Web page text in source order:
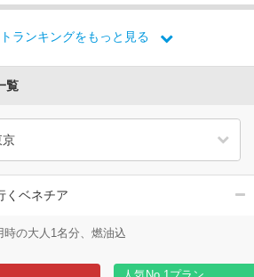
ランキングをもっと見る
覧
くベネチア
の大人1名分、燃油込
人気No.1プラン